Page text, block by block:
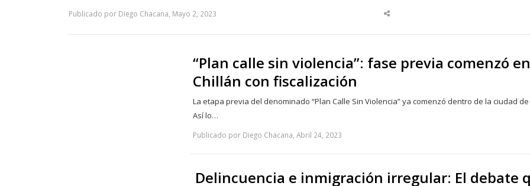
Publicado por Diego Chacana, Mayo 2, 2023
Share
“Plan calle sin violencia”: fase previa comenzó en
Chillán con fiscalización
La etapa previa del denominado “Plan Calle Sin Violencia” ya comenzó dentro de la ciudad
Así lo…
Publicado por Diego Chacana, Abril 24, 2023
Delincuencia e inmigración irregular: El debate